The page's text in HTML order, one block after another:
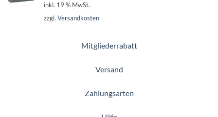
inkl. 19 % MwSt.
zzgl. Versandkosten
Mitgliederrabatt
Versand
Zahlungsarten